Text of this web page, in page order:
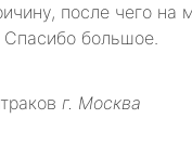
после чего на
Спасибо большое.
г. Москва